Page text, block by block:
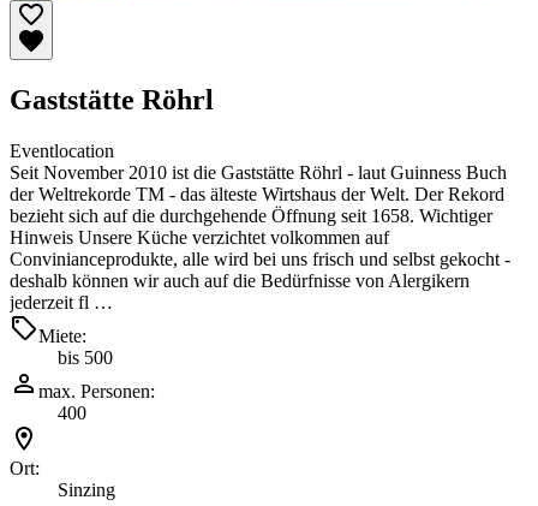
Gaststätte Röhrl
Eventlocation
Seit November 2010 ist die Gaststätte Röhrl - laut Guinness Buch
der Weltrekorde TM - das älteste Wirtshaus der Welt. Der Rekord
bezieht sich auf die durchgehende Öffnung seit 1658. Wichtiger
Hinweis Unsere Küche verzichtet volkommen auf
Convinianceprodukte, alle wird bei uns frisch und selbst gekocht -
deshalb können wir auch auf die Bedürfnisse von Alergikern
jederzeit fl …
Miete:
bis 500
max. Personen:
400
Ort:
Sinzing